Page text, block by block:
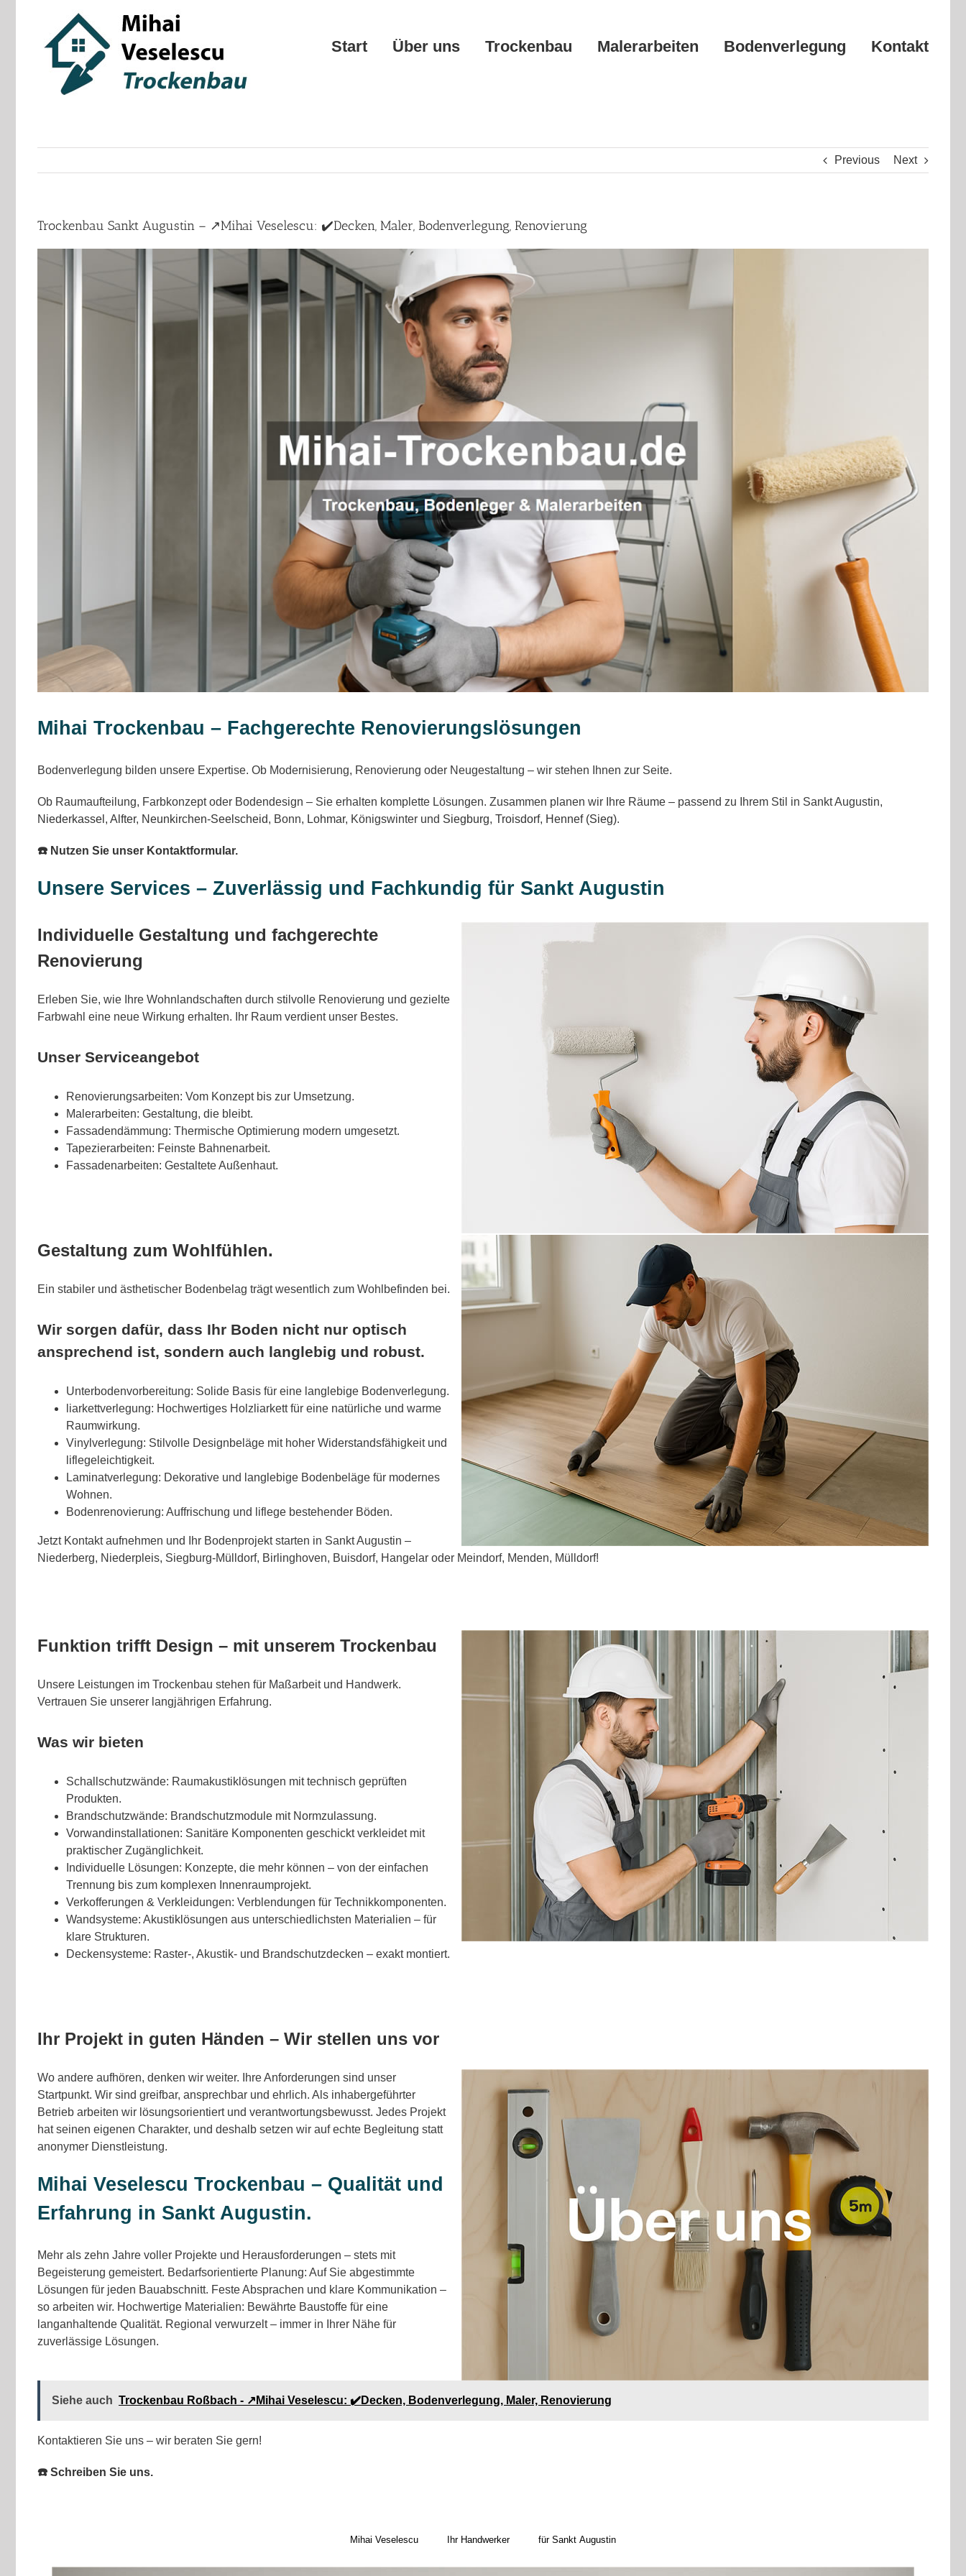
Start Über uns Trockenbau Malerarbeiten Bodenverlegung Kontakt
Previous Next
Trockenbau Sankt Augustin – ↗️Mihai Veselescu: ✔️Decken, Maler, Bodenverlegung, Renovierung
Mihai Trockenbau – Fachgerechte Renovierungslösungen
Bodenverlegung bilden unsere Expertise. Ob Modernisierung, Renovierung oder Neugestaltung – wir stehen Ihnen zur Seite.
Ob Raumaufteilung, Farbkonzept oder Bodendesign – Sie erhalten komplette Lösungen. Zusammen planen wir Ihre Räume – passend zu Ihrem Stil in Sankt Augustin,
Niederkassel , Alfter, Neunkirchen-Seelscheid, Bonn, Lohmar, Königswinter und Siegburg, Troisdorf, Hennef (Sieg).
☎️ Nutzen Sie unser Kontaktformular.
Unsere Services – Zuverlässig und Fachkundig für Sankt Augustin
Individuelle Gestaltung und fachgerechte
Renovierung
Erleben Sie, wie Ihre Wohnlandschaften durch stilvolle Renovierung und gezielte
Farbwahl eine neue Wirkung erhalten. Ihr Raum verdient unser Bestes.
Unser Serviceangebot
Renovierungsarbeiten: Vom Konzept bis zur Umsetzung.
Malerarbeiten: Gestaltung, die bleibt.
Fassadendämmung: Thermische Optimierung modern umgesetzt.
Tapezierarbeiten: Feinste Bahnenarbeit.
Fassadenarbeiten: Gestaltete Außenhaut.
Gestaltung zum Wohlfühlen.
Ein stabiler und ästhetischer Bodenbelag trägt wesentlich zum Wohlbefinden bei.
Wir sorgen dafür, dass Ihr Boden nicht nur optisch
ansprechend ist, sondern auch langlebig und robust.
Unterbodenvorbereitung: Solide Basis für eine langlebige Bodenverlegung.
liarkettverlegung: Hochwertiges Holzliarkett für eine natürliche und warme
Raumwirkung.
Vinylverlegung: Stilvolle Designbeläge mit hoher Widerstandsfähigkeit und
liflegeleichtigkeit.
Laminatverlegung: Dekorative und langlebige Bodenbeläge für modernes
Wohnen.
Bodenrenovierung: Auffrischung und liflege bestehender Böden.
Jetzt Kontakt aufnehmen und Ihr Bodenprojekt starten in Sankt Augustin –
Niederberg, Niederpleis, Siegburg-Mülldorf, Birlinghoven, Buisdorf, Hangelar oder Meindorf, Menden, Mülldorf!
Funktion trifft Design – mit unserem Trockenbau
Unsere Leistungen im Trockenbau stehen für Maßarbeit und Handwerk.
Vertrauen Sie unserer langjährigen Erfahrung.
Was wir bieten
Schallschutzwände: Raumakustiklösungen mit technisch geprüften
Produkten.
Brandschutzwände: Brandschutzmodule mit Normzulassung.
Vorwandinstallationen: Sanitäre Komponenten geschickt verkleidet mit
praktischer Zugänglichkeit.
Individuelle Lösungen: Konzepte, die mehr können – von der einfachen
Trennung bis zum komplexen Innenraumprojekt.
Verkofferungen & Verkleidungen: Verblendungen für Technikkomponenten.
Wandsysteme: Akustiklösungen aus unterschiedlichsten Materialien – für
klare Strukturen.
Deckensysteme: Raster-, Akustik- und Brandschutzdecken – exakt montiert.
Ihr Projekt in guten Händen – Wir stellen uns vor
Wo andere aufhören, denken wir weiter. Ihre Anforderungen sind unser
Startpunkt. Wir sind greifbar, ansprechbar und ehrlich. Als inhabergeführter
Betrieb arbeiten wir lösungsorientiert und verantwortungsbewusst. Jedes Projekt
hat seinen eigenen Charakter, und deshalb setzen wir auf echte Begleitung statt
anonymer Dienstleistung.
Mihai Veselescu Trockenbau – Qualität und
Erfahrung in Sankt Augustin.
Mehr als zehn Jahre voller Projekte und Herausforderungen – stets mit
Begeisterung gemeistert. Bedarfsorientierte Planung: Auf Sie abgestimmte
Lösungen für jeden Bauabschnitt. Feste Absprachen und klare Kommunikation –
so arbeiten wir. Hochwertige Materialien: Bewährte Baustoffe für eine
langanhaltende Qualität. Regional verwurzelt – immer in Ihrer Nähe für
zuverlässige Lösungen.
Siehe auch Trockenbau Roßbach - ↗️Mihai Veselescu: ✔️Decken, Bodenverlegung, Maler, Renovierung
Kontaktieren Sie uns – wir beraten Sie gern!
☎️ Schreiben Sie uns.
Mihai Veselescu Ihr Handwerker für Sankt Augustin